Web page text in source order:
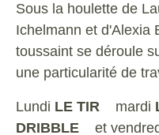
Sous la houlette de
Ichelmann et d'Alexia
toussaint se déroule
une particularité de
Lundi LE TIR mardi
DRIBBLE
et